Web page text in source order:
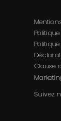
Clause
Suivez